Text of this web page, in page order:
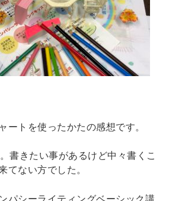
ートを使ったかたの感想です。
書きたい事があるけど中々書くこ
てない方でした。